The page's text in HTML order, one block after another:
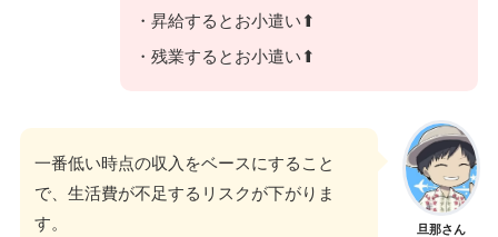
・昇給するとお小遣い⬆
・残業するとお小遣い⬆
旦那さん
一番低い時点の収入をベースにすること
で、生活費が不足するリスクが下がりま
す。